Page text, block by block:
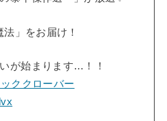
」をお届け！
が始まります…！！
ククローバー